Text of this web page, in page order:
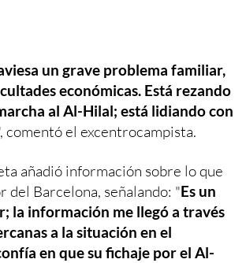
un grave problema familiar,
económicas. Está rezando
al Al-Hilal; está lidiando con
comentó el excentrocampista.
añadió información sobre lo que
del Barcelona, señalando: "Es un
la información me llegó a través
a la situación en el
en que su fichaje por el Al-